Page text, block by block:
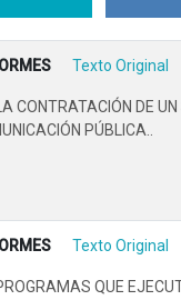
Texto Original
DE
PÚBLICA..
Texto Original
QUE